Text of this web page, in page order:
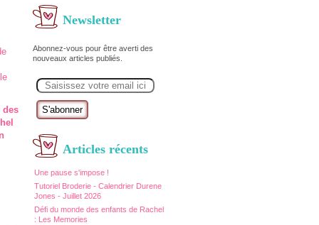
Newsletter
Abonnez-vous pour être averti des
nouveaux articles publiés.
m
Articles récents
Une pause s'impose !
Tutoriel Broderie - Calendrier Durene
Jones - Juillet 2026
Défi du monde des enfants de Rachel
: Les Memories
des